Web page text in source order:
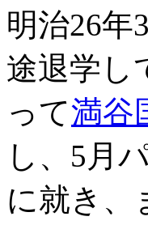
明治26年
途退学し
って満谷
し、5月
に就き、